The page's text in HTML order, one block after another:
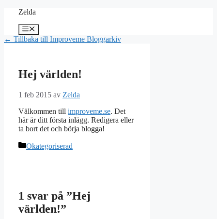
Hoppa
innehåll
Zelda
Meny
← Tillbaka till Improveme Bloggarkiv
Hej världen!
1 feb 2015 av Zelda
Välkommen till improveme.se. Det
här är ditt första inlägg. Redigera eller
ta bort det och börja blogga!
Kategorier
Okategoriserad
1 svar på ”Hej
världen!”